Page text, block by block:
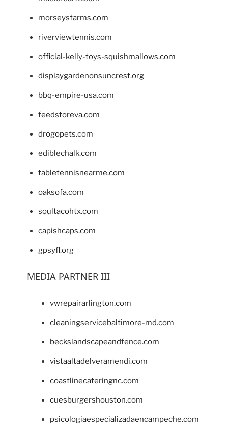
morseysfarms.com
riverviewtennis.com
official-kelly-toys-squishmallows.com
displaygardenonsuncrest.org
bbq-empire-usa.com
feedstoreva.com
drogopets.com
ediblechalk.com
tabletennisnearme.com
oaksofa.com
soultacohtx.com
capishcaps.com
gpsyfl.org
MEDIA PARTNER III
vwrepairarlington.com
cleaningservicebaltimore-md.com
beckslandscapeandfence.com
vistaaltadelveramendi.com
coastlinecateringnc.com
cuesburgershouston.com
psicologiaespecializadaencampeche.com